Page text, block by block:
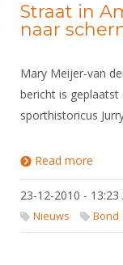
Verwerk
Promotie en logo
ALV
Straat in
naar
Mary Meijer-van
bericht is geplaatst
sporthistoricus
Read more
23-12-2010 - 13:23
Nieuws Bond